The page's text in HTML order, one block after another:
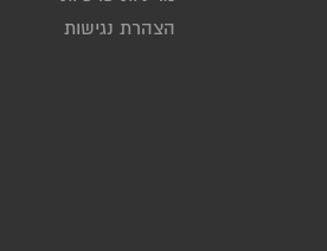
הצהרת נגישות